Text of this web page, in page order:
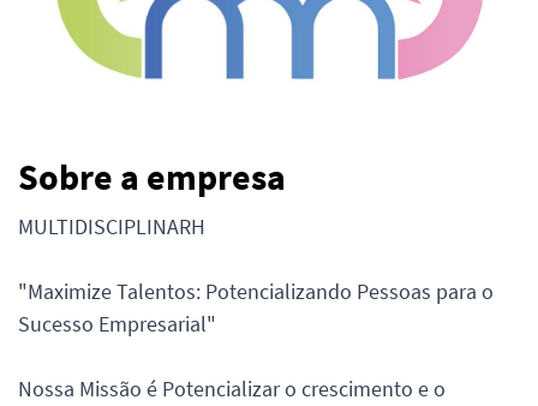
Sobre a empresa
MULTIDISCIPLINARH
"Maximize Talentos: Potencializando Pessoas para o
Sucesso Empresarial"
Nossa Missão é Potencializar o crescimento e o